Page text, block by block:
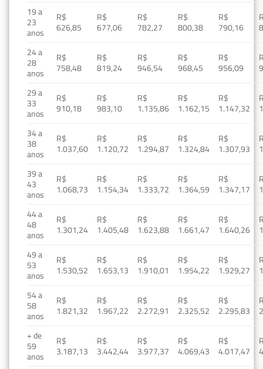
19 a
23
anos
R$
626,85
R$
677,06
R$
782,27
R$
800,38
R$
790,16
24 a
28
anos
R$
758,48
R$
819,24
R$
946,54
R$
968,45
R$
956,09
29 a
33
anos
R$
910,18
R$
983,10
R$
1.135,86
R$
1.162,15
R$
1.147,32
34 a
38
anos
R$
1.037,60
R$
1.120,72
R$
1.294,87
R$
1.324,84
R$
1.307,93
39 a
43
anos
R$
1.068,73
R$
1.154,34
R$
1.333,72
R$
1.364,59
R$
1.347,17
44 a
48
anos
R$
1.301,24
R$
1.405,48
R$
1.623,88
R$
1.661,47
R$
1.640,26
49 a
53
anos
R$
1.530,52
R$
1.653,13
R$
1.910,01
R$
1.954,22
R$
1.929,27
54 a
58
anos
R$
1.821,32
R$
1.967,22
R$
2.272,91
R$
2.325,52
R$
2.295,83
+ de
59
anos
R$
3.187,13
R$
3.442,44
R$
3.977,37
R$
4.069,43
R$
4.017,47